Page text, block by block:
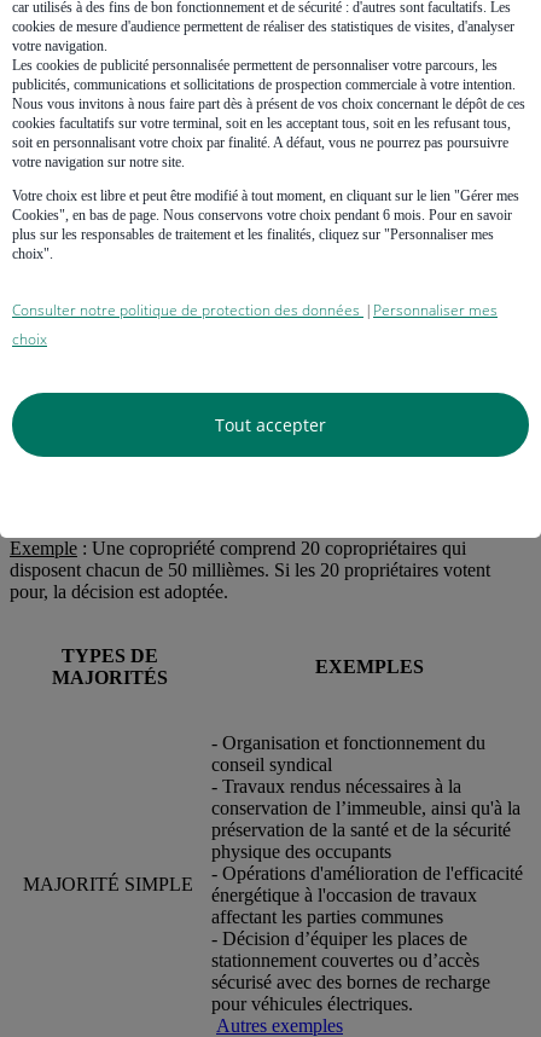
immédiatement lors d’un nouveau vote à la majorité simple.
Si le projet n’a pas recueilli 1/3 des voix des copropriétaires,
une nouvelle assemblée convoquée dans un délai maximal de
3 mois pourra se prononcer à la majorité simple.
La double majorité (dite de« l’article
26 »)
Certaines décisions particulièrement importantes doivent être prises à
la majorité des voix des copropriétaires présents, représentés ou
absents détenant au moins les 2/3 des voix.
disposent chacun de 50 millièmes. Si 11 copropriétaires représentant
667 millièmes votent pour, la décision est adoptée.
Unanimité
Exceptionnellement, l’unanimité de l’ensemble des copropriétaires
peut être requise. Elle s’entend de l’unanimité de l’ensemble des
Exemple : Une copropriété comprend 20 copropriétaires qui
disposent chacun de 50 millièmes. Si les 20 propriétaires votent
pour, la décision est adoptée.
TYPES DE
MAJORITÉS
EXEMPLES
MAJORITÉ SIMPLE
- Organisation et fonctionnement du
conseil syndical
- Travaux rendus nécessaires à la
conservation de l’immeuble, ainsi qu'à la
préservation de la santé et de la sécurité
physique des occupants
- Opérations d'amélioration de l'efficacité
énergétique à l'occasion de travaux
affectant les parties communes
- Décision d’équiper les places de
stationnement couvertes ou d’accès
sécurisé avec des bornes de recharge
pour véhicules électriques.
Autres exemples
car utilisés à des fins de bon fonctionnement et de sécurité : d'autres sont facultatifs. Les
cookies de mesure d'audience permettent de réaliser des statistiques de visites, d'analyser
votre navigation.
Les cookies de publicité personnalisée permettent de personnaliser votre parcours, les
publicités, communications et sollicitations de prospection commerciale à votre intention.
Nous vous invitons à nous faire part dès à présent de vos choix concernant le dépôt de ces
cookies facultatifs sur votre terminal, soit en les acceptant tous, soit en les refusant tous,
soit en personnalisant votre choix par finalité. A défaut, vous ne pourrez pas poursuivre
votre navigation sur notre site.
Votre choix est libre et peut être modifié à tout moment, en cliquant sur le lien "Gérer mes
Cookies", en bas de page. Nous conservons votre choix pendant 6 mois. Pour en savoir
plus sur les responsables de traitement et les finalités, cliquez sur "Personnaliser mes
choix".
Consulter notre politique de protection des données | Personnaliser mes
choix
Tout accepter